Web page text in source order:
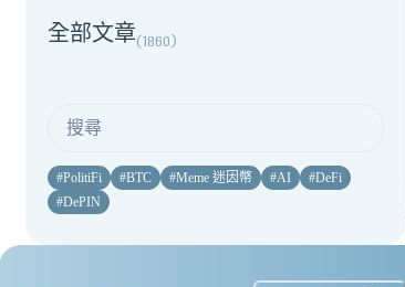
全部文章(1860)
#PolitiFi #BTC #Meme 迷因幣 #AI #DeFi
#DePIN